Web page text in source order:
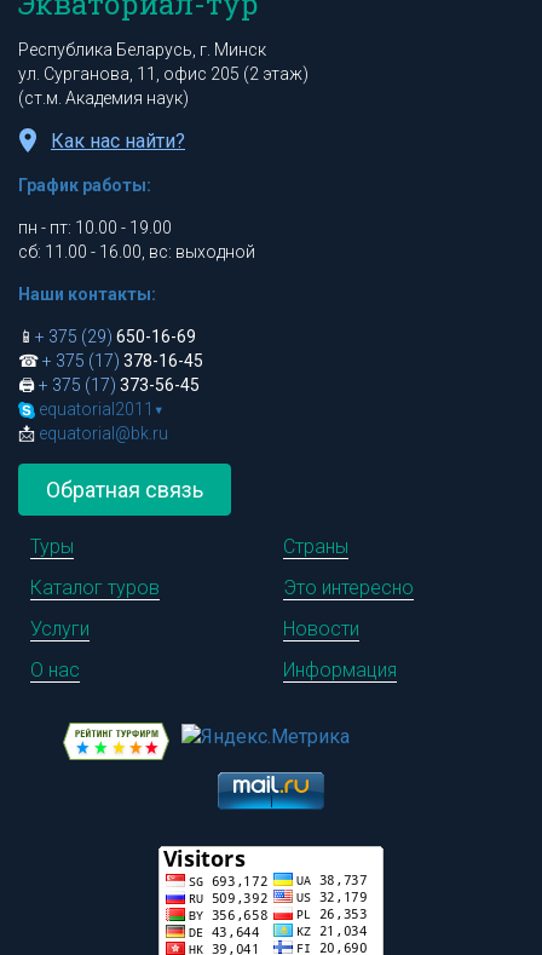
Республика Беларусь, г. Минск
ул. Сурганова, 11, офис 205 (2 этаж)
(ст.м. Академия наук)
Как нас найти?
График работы:
пн - пт: 10.00 - 19.00
сб: 11.00 - 16.00, вс: выходной
Наши контакты:
📱 + 375 (29) 650-16-69
☎+ 375 (17) 378-16-45
🖨+ 375 (17) 373-56-45
equatorial2011 ▾
📩 equatorial@bk.ru
Обратная связь
Туры
Страны
Каталог туров
Это интересно
Услуги
Новости
О нас
Информация